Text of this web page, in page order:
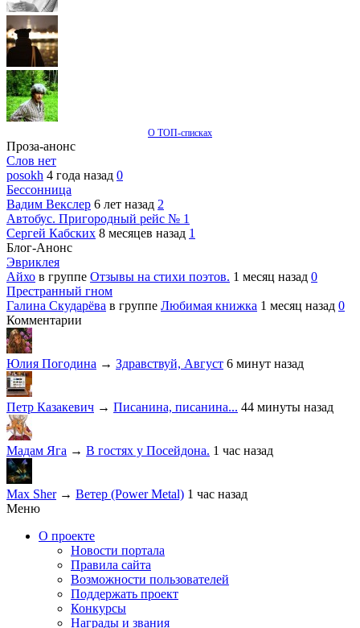
О ТОП-списках
Проза-анонс
Слов нет
posokh 4 года назад 0
Бессонница
Вадим Векслер 6 лет назад 2
Автобус. Пригородный рейс № 1
Сергей Кабских 8 месяцев назад 1
Блог-Анонс
Эвриклея
Айхо в группе Отзывы на стихи поэтов. 1 месяц назад 0
Престранный гном
Галина Скударёва в группе Любимая книжка 1 месяц назад 0
Комментарии
Юлия Погодина → Здравствуй, Август 6 минут назад
Петр Казакевич → Писанина, писанина... 44 минуты назад
Мадам Яга → В гостях у Посейдона. 1 час назад
Max Sher→ Ветер (Power Metal) 1 час назад
Меню
О проекте
Новости портала
Правила сайта
Возможности пользователей
Поддержать проект
Конкурсы
Награды и звания